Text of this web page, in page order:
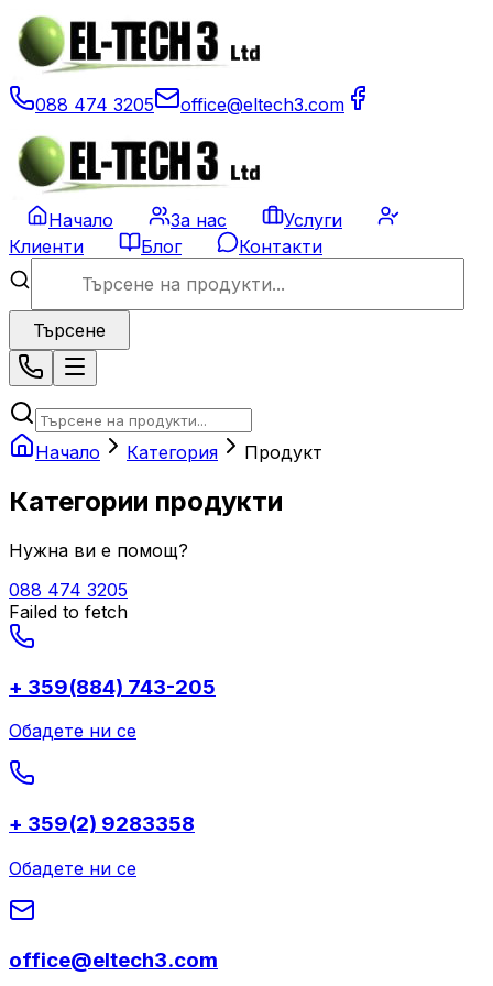
088 474 3205 office@eltech3.com
Начало За нас
Услуги
Клиенти
Блог Контакти
Търсене
Начало Категория Продукт
Категории продукти
Нужна ви е помощ?
088 474 3205
Failed to fetch
+ 359(884) 743-205
Обадете ни се
+ 359(2) 9283358
Обадете ни се
office@eltech3.com